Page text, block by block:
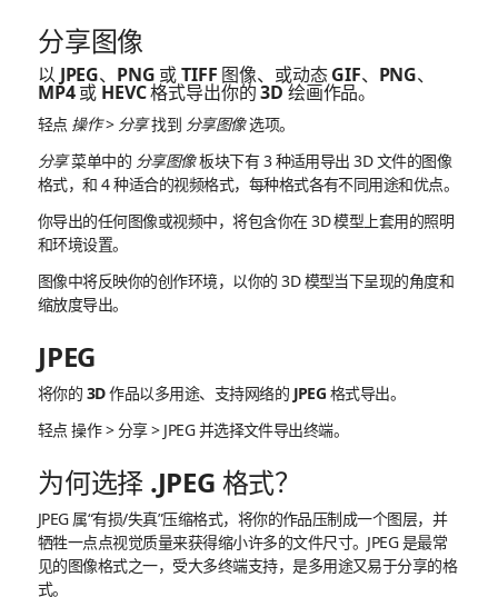
分享图像
以 JPEG、PNG 或 TIFF 图像、或动态 GIF、PNG、
MP4 或 HEVC 格式导出你的 3D 绘画作品。
轻点 操作> 分享找到 分享图像选项。
分享菜单中的 分享图像板块下有 3 种适用导出 3D 文件的图像
格式，和 4 种适合的视频格式，每种格式各有不同用途和优点。
你导出的任何图像或视频中，将包含你在 3D 模型上套用的照明
和环境设置。
图像中将反映你的创作环境，以你的 3D 模型当下呈现的角度和
缩放度导出。
JPEG
将你的 3D 作品以多用途、支持网络的 JPEG 格式导出。
轻点 操作 > 分享 > JPEG 并选择文件导出终端。
为何选择 .JPEG 格式？
JPEG 属“有损/失真”压缩格式，将你的作品压制成一个图层，并
牺牲一点点视觉质量来获得缩小许多的文件尺寸。JPEG 是最常
见的图像格式之一，受大多终端支持，是多用途又易于分享的格
式。